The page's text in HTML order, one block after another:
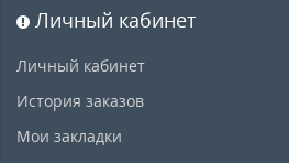
Личный кабинет
Личный кабинет
История заказов
Мои закладки